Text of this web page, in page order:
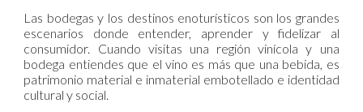
Las bodegas y los destinos enoturísticos son los grandes
escenarios donde entender, aprender y fidelizar al
consumidor. Cuando visitas una región vinícola y una
bodega entiendes que el vino es más que una bebida, es
patrimonio material e inmaterial embotellado e identidad
cultural y social.